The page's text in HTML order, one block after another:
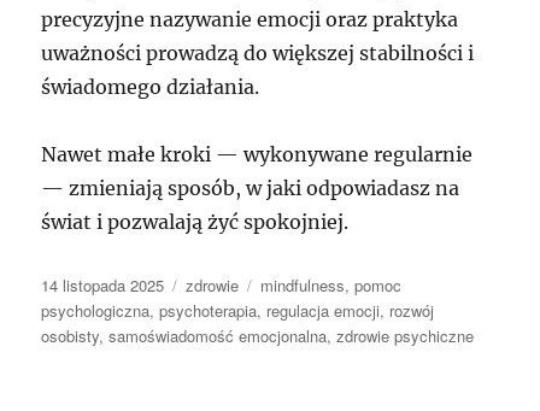
precyzyjne nazywanie emocji oraz praktyka
uważności prowadzą do większej stabilności i
świadomego działania.
Nawet małe kroki — wykonywane regularnie
— zmieniają sposób, w jaki odpowiadasz na
świat i pozwalają żyć spokojniej.
Data
publikacji
14 listopada 2025 Kategorie
zdrowie Tagi
mindfulness,pomoc
psychologiczna,psychoterapia, regulacja emocji, rozwój
osobisty,samoświadomość emocjonalna,zdrowie psychiczne